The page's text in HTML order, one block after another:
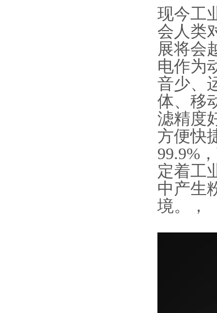
现今工
会人类
展将会
电作为
音少、
体、移
滤精度
方便快
99.9%
定着工
中产生
境。，